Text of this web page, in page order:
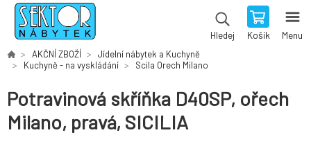
Hledej Košík Menu
AKČNÍ ZBOŽÍ
Jídelní nábytek a Kuchyně
Kuchyně - na vyskládání
Scila Orech Milano
Potravinová skříňka D40SP, ořech
Milano, pravá, SICILIA